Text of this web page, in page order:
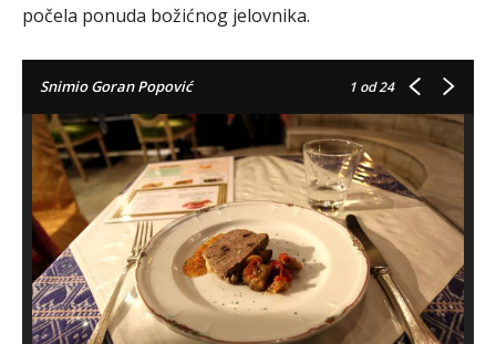
počela ponuda božićnog jelovnika.
Snimio Goran Popović 1 od 24